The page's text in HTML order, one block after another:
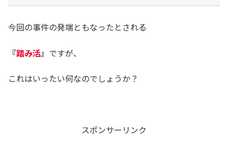
今回の事件の発端ともなったとされる
『踏み活』 ですが、
これはいったい何なのでしょうか？
スポンサーリンク